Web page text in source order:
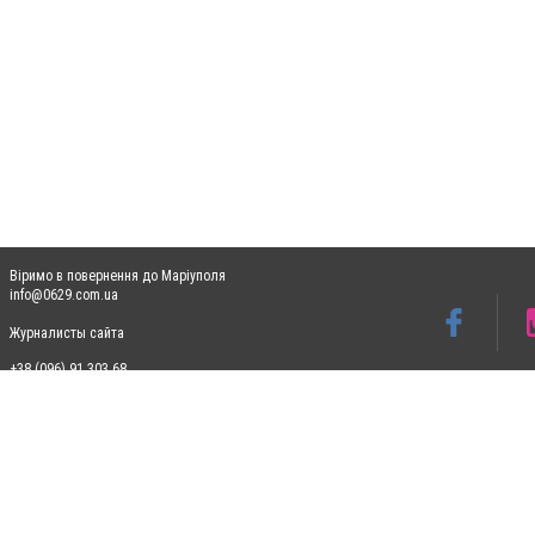
Віримо в повернення до Маріуполя
info@0629.com.ua
Журналисты сайта
+38 (096) 91 303 68